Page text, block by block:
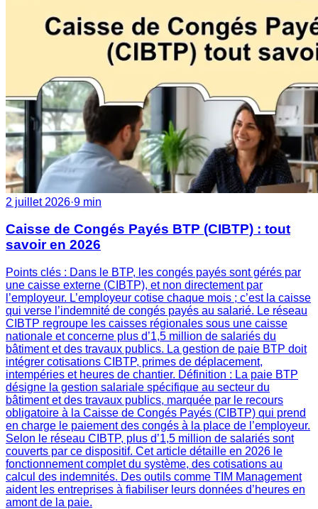
2 juillet 2026·9 min
Caisse de Congés Payés BTP (CIBTP) : tout
savoir en 2026
Points clés : Dans le BTP, les congés payés sont gérés par
une caisse externe (CIBTP), et non directement par
l’employeur. L’employeur cotise chaque mois ; c’est la caisse
qui verse l’indemnité de congés payés au salarié. Le réseau
CIBTP regroupe les caisses régionales sous une caisse
nationale et concerne plus d’1,5 million de salariés du
bâtiment et des travaux publics. La gestion de paie BTP doit
intégrer cotisations CIBTP, primes de déplacement,
intempéries et heures de chantier. Définition : La paie BTP
désigne la gestion salariale spécifique au secteur du
bâtiment et des travaux publics, marquée par le recours
obligatoire à la Caisse de Congés Payés (CIBTP) qui prend
en charge le paiement des congés à la place de l’employeur.
Selon le réseau CIBTP, plus d’1,5 million de salariés sont
couverts par ce dispositif. Cet article détaille en 2026 le
fonctionnement complet du système, des cotisations au
calcul des indemnités. Des outils comme TIM Management
aident les entreprises à fiabiliser leurs données d’heures en
amont de la paie.